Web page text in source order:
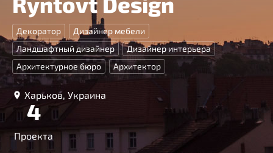
Декоратор
Дизайнер мебели
Ландшафтный дизайнер
Дизайнер интерьера
Архитектурное бюро
Архитектор
Харьков, Украина
4
Проекта